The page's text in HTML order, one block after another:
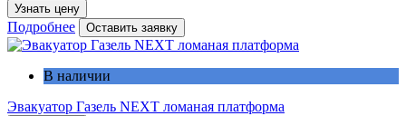
Узнать цену
Подробнее Оставить заявку
В наличии
Эвакуатор Газель NEXT ломаная платформа